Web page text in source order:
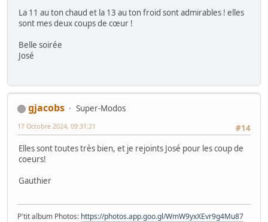
La 11 au ton chaud et la 13 au ton froid sont admirables ! elles
sont mes deux coups de cœur !
Belle soirée
José
gjacobs
Super-Modos
#14
17 Octobre 2024, 09:31:21
Elles sont toutes très bien, et je rejoints José pour les coup de
coeurs!
Gauthier
P'tit album Photos: https://photos.app.goo.gl/WmW9yxXEvr9g4Mu87